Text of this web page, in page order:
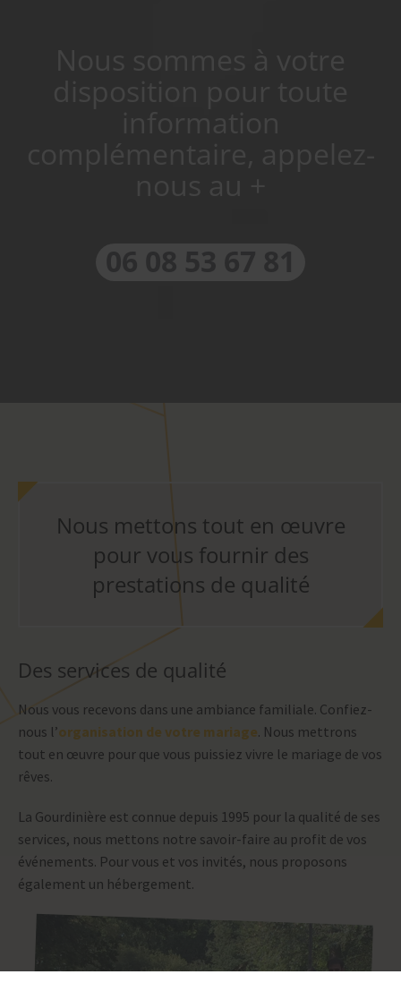
Nous mettons tout en œuvre
pour vous fournir des
prestations de qualité
Des services de qualité
Nous vous recevons dans une ambiance familiale. Confiez-
nous l’organisation de votre mariage. Nous mettrons
tout en œuvre pour que vous puissiez vivre le mariage de vos
rêves.
La Gourdinière est connue depuis 1995 pour la qualité de ses
services, nous mettons notre savoir-faire au profit de vos
événements. Pour vous et vos invités, nous proposons
également un hébergement.